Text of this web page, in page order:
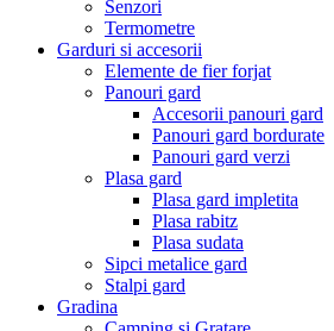
Senzori
Termometre
Garduri si accesorii
Elemente de fier forjat
Panouri gard
Accesorii panouri gard
Panouri gard bordurate
Panouri gard verzi
Plasa gard
Plasa gard impletita
Plasa rabitz
Plasa sudata
Sipci metalice gard
Stalpi gard
Gradina